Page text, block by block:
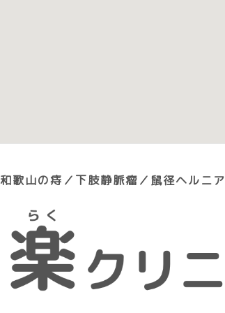
和歌山の痔／下肢静脈瘤／鼠径ヘルニア